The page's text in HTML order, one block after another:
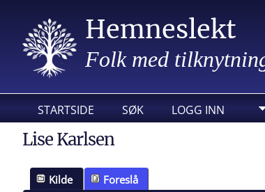
Hemneslekt
Folk med
STARTSIDE SØK LOGG INN
Lise Karlsen
Kilde
Foreslå